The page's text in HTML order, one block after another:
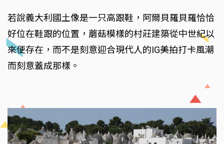
若說義大利國土像是一只高跟鞋，阿爾貝羅貝羅恰恰
好位在鞋跟的位置，蘑菇模樣的村莊建築從中世紀以
來便存在，而不是刻意迎合現代人的IG美拍打卡風潮
而刻意蓋成那樣。